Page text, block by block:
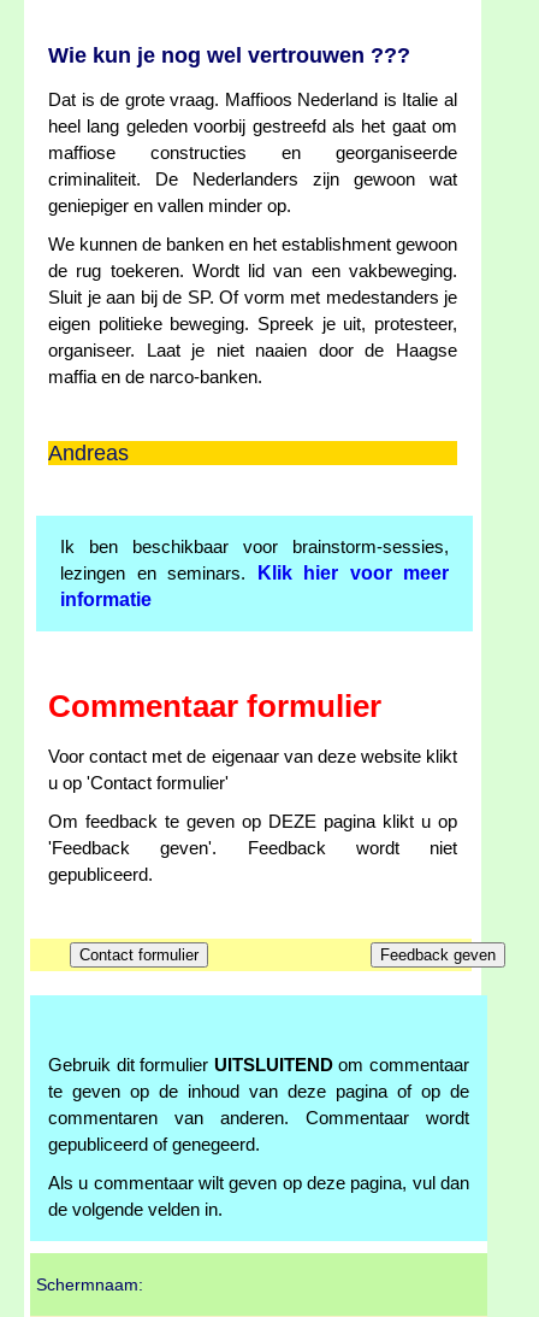
Wie kun je nog wel vertrouwen ???
Dat is de grote vraag. Maffioos Nederland is Italie al
heel lang geleden voorbij gestreefd als het gaat om
maffiose constructies en georganiseerde
criminaliteit. De Nederlanders zijn gewoon wat
geniepiger en vallen minder op.
We kunnen de banken en het establishment gewoon
de rug toekeren. Wordt lid van een vakbeweging.
Sluit je aan bij de SP. Of vorm met medestanders je
eigen politieke beweging. Spreek je uit, protesteer,
organiseer. Laat je niet naaien door de Haagse
maffia en de narco-banken.
Andreas
Ik ben beschikbaar voor brainstorm-sessies,
lezingen en seminars.
Klik hier voor meer
informatie
Commentaar formulier
Voor contact met de eigenaar van deze website klikt
u op 'Contact formulier'
Om feedback te geven op DEZE pagina klikt u op
'Feedback geven'. Feedback wordt niet
gepubliceerd.
Gebruik dit formulier UITSLUITENDom commentaar
te geven op de inhoud van deze pagina of op de
commentaren van anderen. Commentaar wordt
gepubliceerd of genegeerd.
Als u commentaar wilt geven op deze pagina, vul dan
de volgende velden in.
Schermnaam: